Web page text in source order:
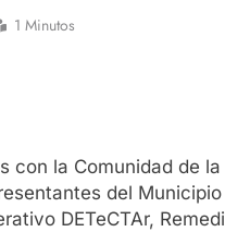
1 Minutos
con la Comunidad de
del
DETeCTAr,